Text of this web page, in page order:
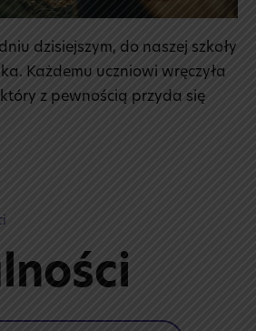
dzisiejszym, do naszej szkoły
Każdemu uczniowi wręczyła
z pewnością przyda się